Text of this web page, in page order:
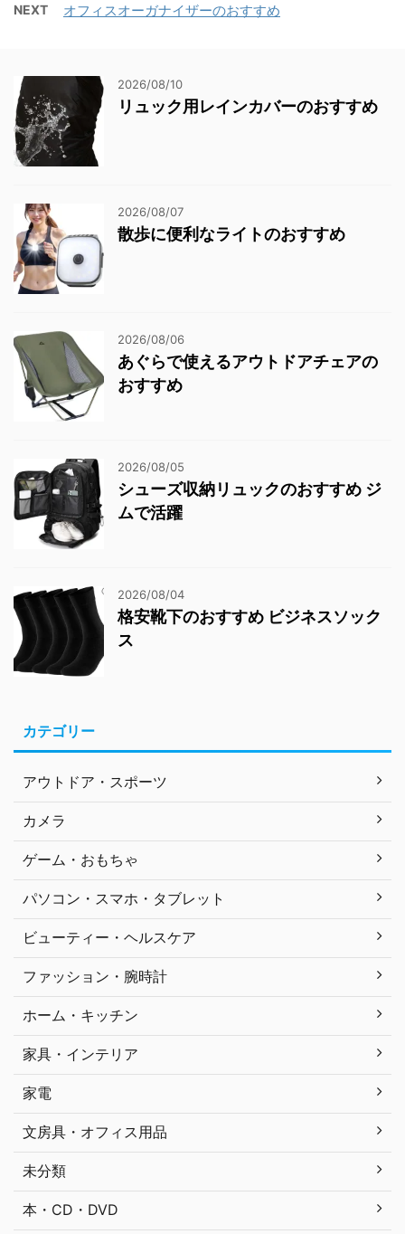
NEXT オフィスオーガナイザーのおすすめ
2026/08/10
リュック用レインカバーのおすすめ
2026/08/07
散歩に便利なライトのおすすめ
2026/08/06
あぐらで使えるアウトドアチェアの
おすすめ
2026/08/05
シューズ収納リュックのおすすめ ジ
ムで活躍
2026/08/04
格安靴下のおすすめ ビジネスソック
ス
カテゴリー
アウトドア・スポーツ
カメラ
ゲーム・おもちゃ
パソコン・スマホ・タブレット
ビューティー・ヘルスケア
ファッション・腕時計
ホーム・キッチン
家具・インテリア
家電
文房具・オフィス用品
未分類
本・CD・DVD